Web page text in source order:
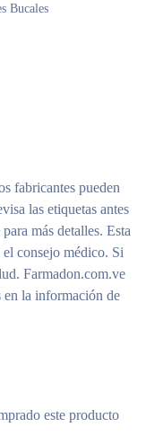
Bucales
fabricantes pueden
las etiquetas antes
más detalles. Esta
consejo médico. Si
Farmadon.com.ve
en la información de
este producto